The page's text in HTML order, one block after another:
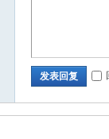
发表回复